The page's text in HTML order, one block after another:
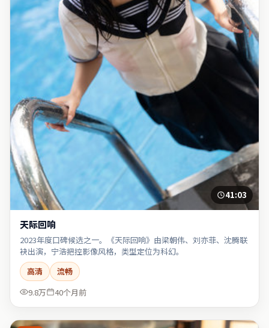
41:03
天际回响
2023年度口碑候选之一。《天际回响》由梁朝伟、刘亦菲、沈腾联
袂出演，宁浩把控影像风格，类型定位为科幻。
高清
流畅
9.8万
40个月前